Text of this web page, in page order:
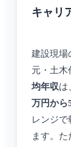
キャリ
建設現場
元・土木
均年収は
万円から
レンジで
ます。